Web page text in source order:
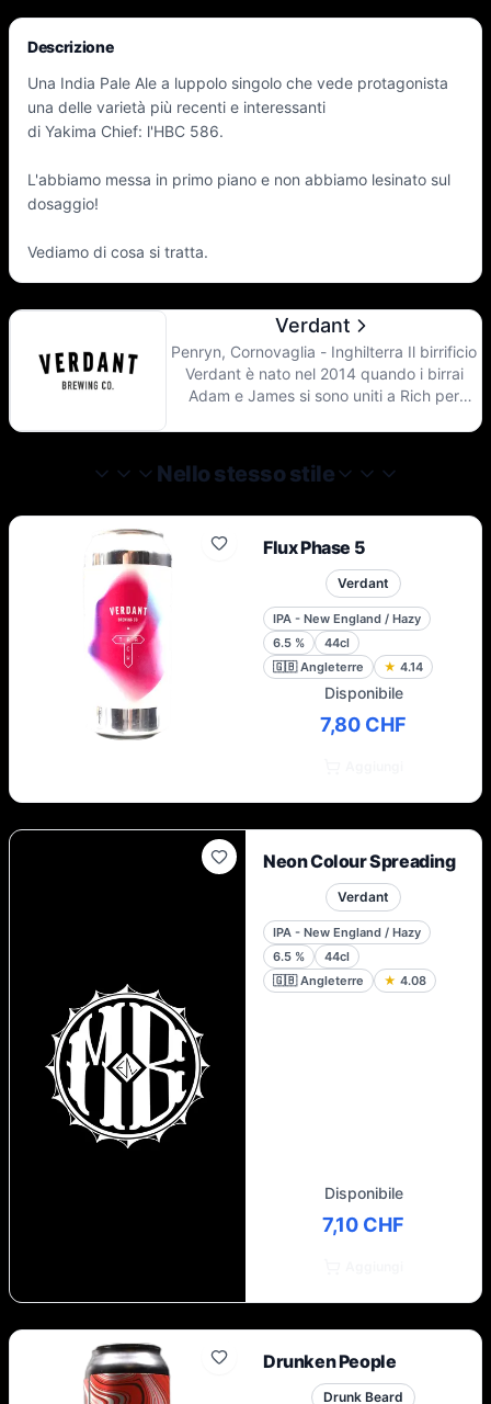
Descrizione
Una India Pale Ale a luppolo singolo che vede protagonista
una delle varietà più recenti e interessanti
di Yakima Chief: l'HBC 586.
L'abbiamo messa in primo piano e non abbiamo lesinato sul
dosaggio!
Vediamo di cosa si tratta.
Verdant
Penryn, Cornovaglia - Inghilterra Il birrificio
Verdant è nato nel 2014 quando i birrai
Adam e James si sono uniti a Rich per
filosofia si basa sulla produzione di birre
ricche di sapore che amano bere e sul
Nello stesso stile
Flux Phase 5
Verdant
IPA - New England / Hazy
6.5 %
44cl
🇬🇧 Angleterre ★ 4.14
Disponibile
7,80 CHF
Neon Colour Spreading
Verdant
IPA - New England / Hazy
6.5 %
44cl
🇬🇧 Angleterre ★ 4.08
Disponibile
7,10 CHF
Drunken People
Drunk Beard